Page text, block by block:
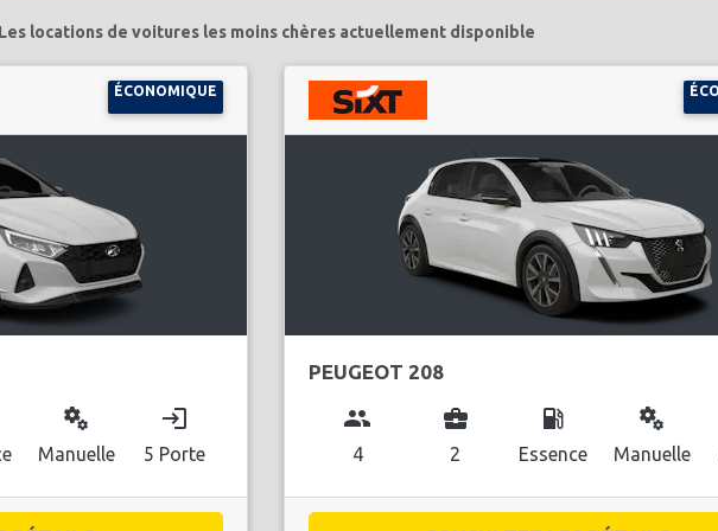
Les locations de voitures les moins chères actuellement disponible
ÉCONOMIQUE
miscellaneous_services
Manuelle
login
5 Porte
PEUGEOT 208
group
4
business_center
2
local_gas_station
Essence
miscellaneous_services
Manuelle